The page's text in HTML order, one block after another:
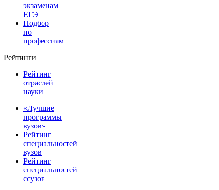
экзаменам
ЕГЭ
Подбор
по
профессиям
Рейтинги
Рейтинг
отраслей
науки
«Лучшие
программы
вузов»
Рейтинг
специальностей
вузов
Рейтинг
специальностей
ссузов